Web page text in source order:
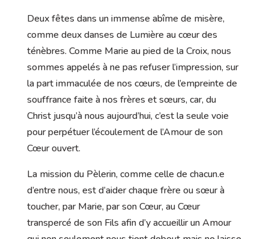
Deux fêtes dans un immense abîme de misère,
comme deux danses de Lumière au cœur des
ténèbres. Comme Marie au pied de la Croix, nous
sommes appelés à ne pas refuser l’impression, sur
la part immaculée de nos cœurs, de l’empreinte de
souffrance faite à nos frères et sœurs, car, du
Christ jusqu’à nous aujourd’hui, c’est la seule voie
pour perpétuer l’écoulement de l’Amour de son
Cœur ouvert.
La mission du Pèlerin, comme celle de chacun.e
d’entre nous, est d’aider chaque frère ou sœur à
toucher, par Marie, par son Cœur, au Cœur
transpercé de son Fils afin d’y accueillir un Amour